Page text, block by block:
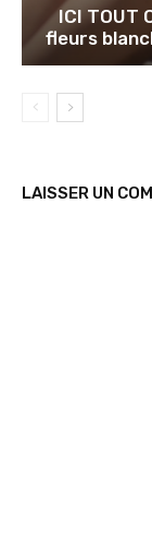
ICI TOUT
fleurs
LAISSER UN